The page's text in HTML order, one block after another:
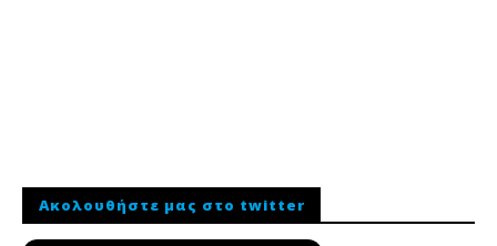
Ακολουθήστε μας στο twitter